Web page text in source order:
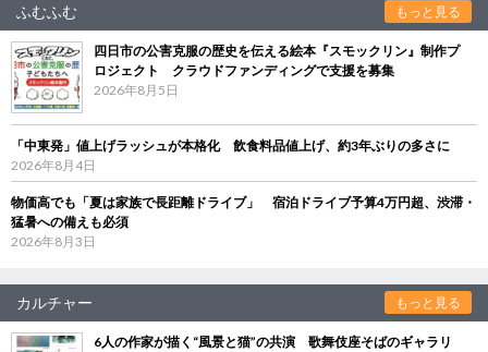
ふむふむ もっと見る
四日市の公害克服の歴史を伝える絵本『スモックリン』制作プ
ロジェクト クラウドファンディングで支援を募集
2026年8月5日
「中東発」値上げラッシュが本格化 飲食料品値上げ、約3年ぶりの多さに
2026年8月4日
物価高でも「夏は家族で長距離ドライブ」 宿泊ドライブ予算4万円超、渋滞・
猛暑への備えも必須
2026年8月3日
カルチャー もっと見る
6人の作家が描く“風景と猫”の共演 歌舞伎座そばのギャラリ